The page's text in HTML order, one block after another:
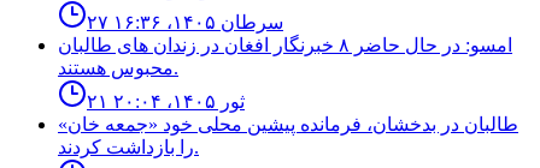
۲۷ سرطان ۱۴۰۵، ۱۶:۳۶
امسو: در حال حاضر ۸ خبرنگار افغان در زندان‌ های طالبان
محبوس هستند.
۲۱ ثور ۱۴۰۵، ۲۰:۰۴
طالبان در بدخشان، فرمانده پیشین محلی خود «جمعه خان»
را بازداشت کردند.